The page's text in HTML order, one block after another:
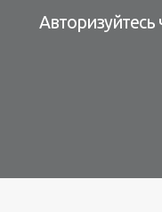
Авторизуйтесь